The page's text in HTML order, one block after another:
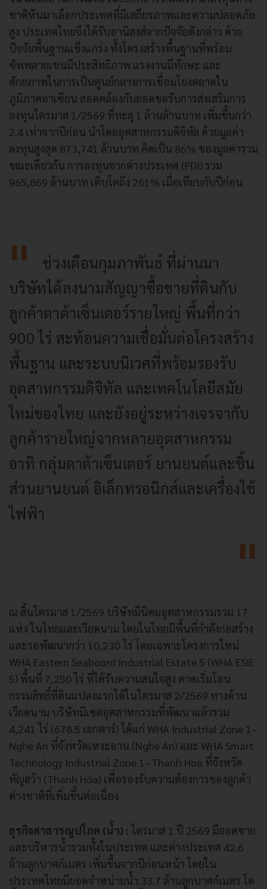
ชาติหันมาเลือกประเทศที่มีเสถียรภาพและความปลอดภัย
สูง ประเทศไทยจึงได้รับอานิสงส์จากปัจจัยดังกล่าว ด้วย
ปัจจัยพื้นฐานแข็งแกร่ง ทั้งโครงสร้างพื้นฐานที่พร้อม
ซัพพลายเชนมีประสิทธิภาพ แรงงานมีทักษะ และ
ศักยภาพในการเป็นศูนย์กลางการเชื่อมโยงตลาดใน
ภูมิภาคอาเซียน สอดคล้องกับยอดขอรับการส่งเสริมการ
ลงทุนไตรมาส 1/2569 ที่ทะลุ 1 ล้านล้านบาท เพิ่มขึ้นกว่า
2.4 เท่าจากปีก่อน นำโดยอุตสาหกรรมดิจิทัล ด้วยมูลค่า
ลงทุนสูงสุด 873,741 ล้านบาท คิดเป็น 86% ของมูลค่ารวม
ขณะเดียวกัน การลงทุนจากต่างประเทศ (FDI) รวม
965,869 ล้านบาท เติบโตถึง 261% เมื่อเทียบกับปีก่อน
ช่วงเดือนกุมภาพันธ์ ที่ผ่านมา
บริษัทได้ลงนามสัญญาซื้อขายที่ดินกับ
ลูกค้าดาต้าเซ็นเตอร์รายใหญ่ พื้นที่กว่า
900 ไร่ สะท้อนความเชื่อมั่นต่อโครงสร้าง
พื้นฐาน และระบบนิเวศที่พร้อมรองรับ
อุตสาหกรรมดิจิทัล และเทคโนโลยีสมัย
ใหม่ของไทย และยังอยู่ระหว่างเจรจากับ
ลูกค้ารายใหญ่จากหลายอุตสาหกรรม
อาทิ กลุ่มดาต้าเซ็นเตอร์ ยานยนต์และชิ้น
ส่วนยานยนต์ อิเล็กทรอนิกส์และเครื่องใช้
ไฟฟ้า
ณ สิ้นไตรมาส 1/2569 บริษัทมีนิคมอุตสาหกรรมรวม 17
แห่ง ในไทยและเวียดนาม โดยในไทยมีพื้นที่กำลังก่อสร้าง
และรอพัฒนากว่า 10,230 ไร่ โดยเฉพาะโครงการใหม่
WHA Eastern Seaboard Industrial Estate 5 (WHA ESIE
5) พื้นที่ 7,250 ไร่ ที่ได้รับความสนใจสูง คาดเริ่มโอน
กรรมสิทธิ์ที่ดินแปลงแรกได้ในไตรมาส 2/2569 ทางด้าน
เวียดนาม บริษัทมีเขตอุตสาหกรรมที่พัฒนาแล้วรวม
4,241 ไร่ (678.5 เฮกตาร์) ได้แก่ WHA Industrial Zone 1–
Nghe An ที่จังหวัดเหงะอาน (Nghe An) และ WHA Smart
Technology Industrial Zone 1–Thanh Hoa ที่จังหวัด
ทัญฮว้า (Thanh Hóa) เพื่อรองรับความต้องการของลูกค้า
ต่างชาติที่เพิ่มขึ้นต่อเนื่อง
ธุรกิจสาธารณูปโภค (น้ำ) : ไตรมาส 1 ปี 2569 มียอดขาย
และบริหารน้ำรวมทั้งในประเทศ และต่างประเทศ 42.6
ล้านลูกบาศก์เมตร เพิ่มขึ้นจากปีก่อนหน้า โดยใน
ประเทศไทยมียอดจำหน่ายน้ำ 33.7 ล้านลูกบาศก์เมตร โต